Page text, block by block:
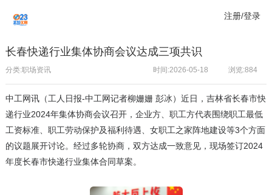
注册/登录
长春快递行业集体协商会议达成三项共识
分类:职场资讯 浏览:884
时间:2026-05-18
中工网讯（工人日报-中工网记者柳姗姗 彭冰）近日，吉林省长春市快
递行业2024年集体协商会议召开，企业方、职工方代表围绕职工最低
工资标准、职工劳动保护及福利待遇、女职工之家阵地建设等3个方面
的议题展开讨论。经过多轮协商，双方达成一致意见，现场签订2024
年度长春市快递行业集体合同草案。